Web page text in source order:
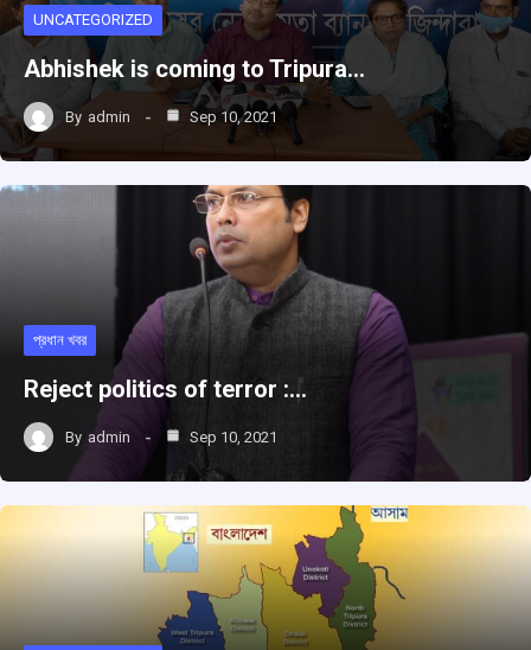
UNCATEGORIZED
Abhishek is coming to Tripura…
By admin Sep 10, 2021
প্রধান খবর
Reject politics of terror :…
By admin Sep 10, 2021